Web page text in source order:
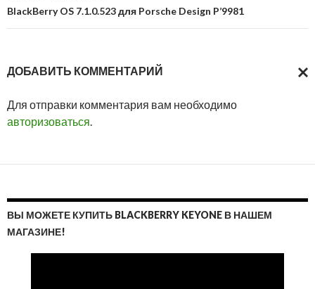
BlackBerry OS 7.1.0.523 для Porsche Design P’9981
ДОБАВИТЬ КОММЕНТАРИЙ
Для отправки комментария вам необходимо
авторизоваться.
ВЫ МОЖЕТЕ КУПИТЬ BLACKBERRY KEYONE В НАШЕМ
МАГАЗИНЕ!